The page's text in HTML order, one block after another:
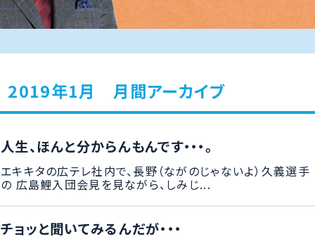
2019年1月 月間アーカイブ
人生、ほんと分からんもんです・・・。
エキキタの広テレ社内で、長野（ながのじゃないよ）久義選手
の 広島鯉入団会見を見ながら、しみじ...
チョッと聞いてみるんだが・・・